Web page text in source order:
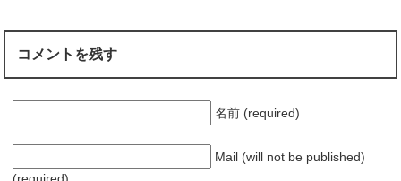
コメントを残す
名前 (required)
Mail (will not be published)